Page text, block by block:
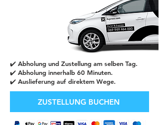
✔️ Abholung und Zustellung am selben Tag.
✔️ Abholung innerhalb 60 Minuten.
✔️ Auslieferung auf direktem Wege.
ZUSTELLUNG BUCHEN